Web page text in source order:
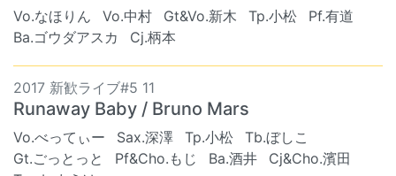
Vo.なほりん Vo.中村 Gt&Vo.新木 Tp.小松
Pf.有道
Ba.ゴウダアスカ
Cj.柄本
2017 新歓ライブ#5 11
Runaway Baby / Bruno Mars
Vo.べってぃー Sax.深澤 Tp.小松
Tb.ぼしこ
Gt.ごっとっと
Pf&Cho.もじ Ba.酒井
Cj&Cho.濱田